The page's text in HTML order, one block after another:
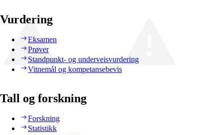
Vurdering
Eksamen
Prøver
Standpunkt- og underveisvurdering
Vitnemål og kompetansebevis
Tall og forskning
Forskning
Statistikk